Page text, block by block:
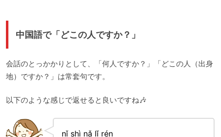
中国語で「どこの人ですか？」
会話のとっかかりとして、「何人ですか？」「どこの人（出身
地）ですか？」は常套句です。
以下のような感じで返せると良いですね🎶
nǐ shì nǎ lǐ rén